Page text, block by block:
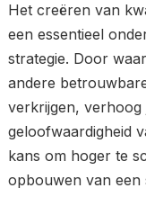
Het creëren van
een essentieel
strategie. Door
andere
verkrijgen, verhoog
geloofwaardigheid
kans om hoger te
opbouwen van een